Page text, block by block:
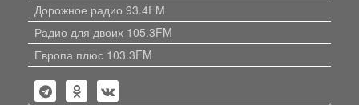
Дорожное радио 93.4FM
Радио для двоих 105.3FM
Европа плюс 103.3FM